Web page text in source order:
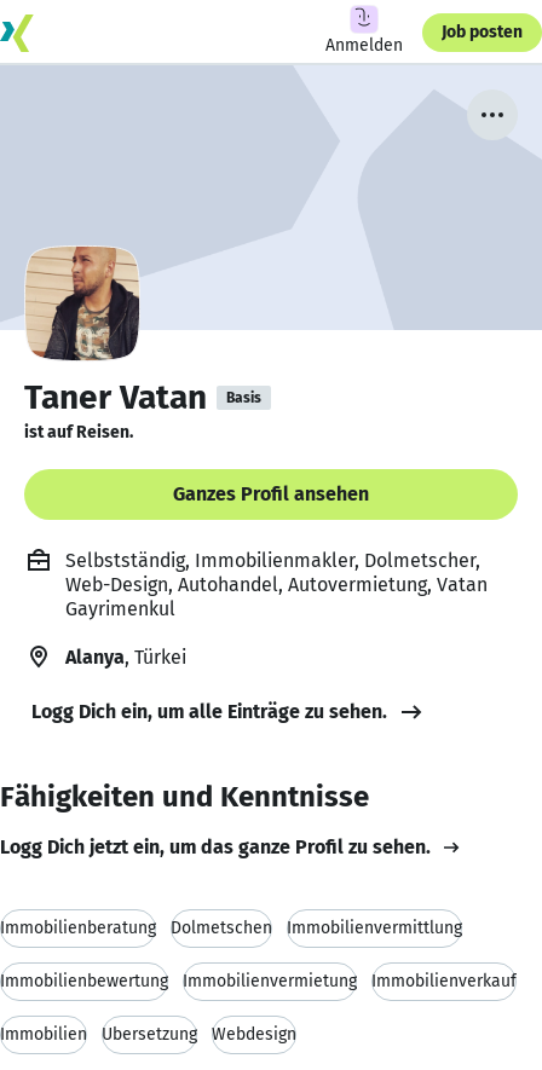
Anmelden
Job posten
Taner Vatan Basis
ist auf Reisen.
Ganzes Profil ansehen
Selbstständig, Immobilienmakler, Dolmetscher,
Web-Design, Autohandel, Autovermietung, Vatan
Gayrimenkul
Alanya, Türkei
Logg Dich ein, um alle Einträge zu sehen.
Fähigkeiten und Kenntnisse
Logg Dich jetzt ein, um das ganze Profil zu sehen.
Immobilienberatung Dolmetschen Immobilienvermittlung
Immobilienbewertung Immobilienvermietung Immobilienverkauf
Immobilien Übersetzung Webdesign